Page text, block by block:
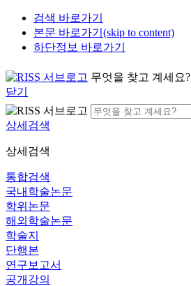
검색 바로가기
본문 바로가기(skip to content)
하단정보 바로가기
무엇을 찾고 계세요?
닫기
상세검색
상세검색
통합검색
국내학술논문
학위논문
해외학술논문
학술지
단행본
연구보고서
공개강의